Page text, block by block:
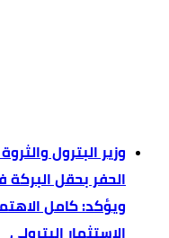
وزير البترول
ويؤكد: كامل
الاستثمار البترولي